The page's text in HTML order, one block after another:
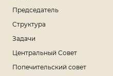
Председатель
Структура
Задачи
Центральный Совет
Попечительский совет